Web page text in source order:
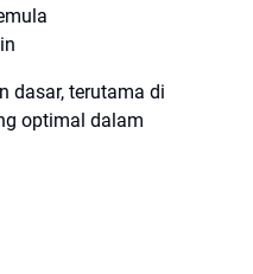
dasar, terutama di
optimal dalam